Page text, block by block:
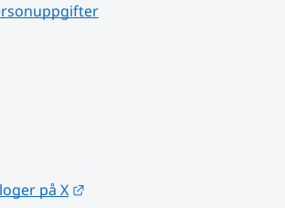
på X